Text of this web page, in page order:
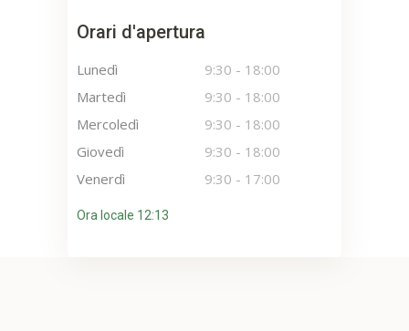
Orari d'apertura
Lunedì 9:30 - 18:00
Martedì
9:30 - 18:00
Mercoledì
9:30 - 18:00
Giovedì
9:30 - 18:00
Venerdì
9:30 - 17:00
Ora locale 12:13